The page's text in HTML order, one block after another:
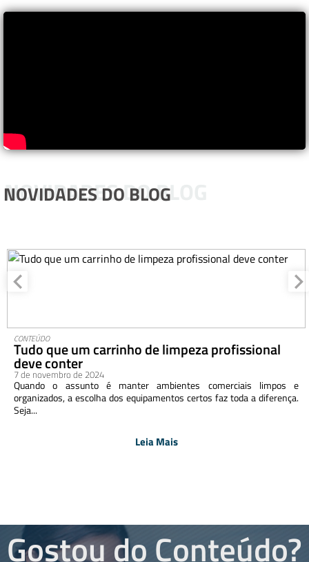
NOVIDADES DO BLOG
NOVIDADES DO BLOG
CONTEÚDO
Tudo que um carrinho de limpeza profissional
deve conter
7 de novembro de 2024
Quando o assunto é manter ambientes comerciais limpos e
organizados, a escolha dos equipamentos certos faz toda a diferença.
Seja...
Leia Mais
Gostou do Conteúdo?